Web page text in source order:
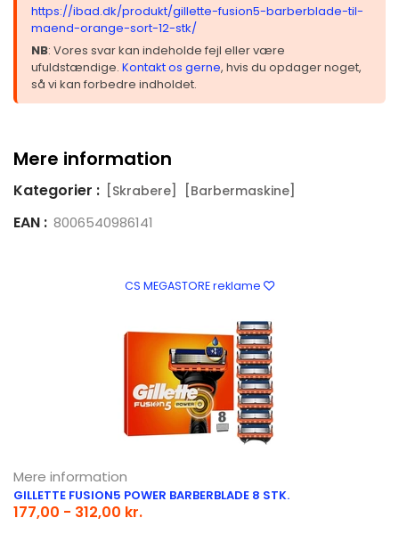
https://ibad.dk/produkt/gillette-fusion5-barberblade-til-
maend-orange-sort-12-stk/
NB: Vores svar kan indeholde fejl eller være
ufuldstændige. Kontakt os gerne, hvis du opdager noget,
så vi kan forbedre indholdet.
Mere information
Kategorier : [Skrabere] [Barbermaskine]
EAN : 8006540986141
CS MEGASTORE reklame
Mere information
GILLETTE FUSION5 POWER BARBERBLADE 8 STK.
177,00 - 312,00 kr.